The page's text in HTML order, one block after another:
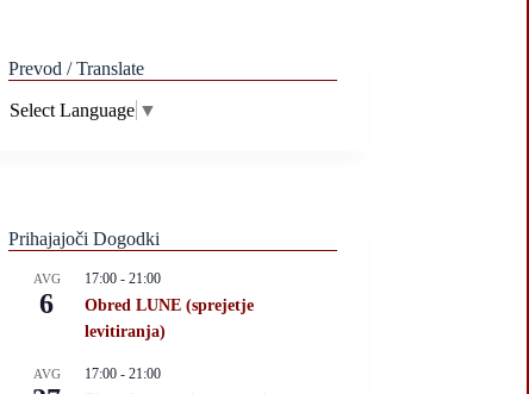
Prevod / Translate
Select Language ▼
Prihajajoči Dogodki
AVG
6
17:00 -21:00
Obred LUNE (sprejetje
levitiranja)
AVG 17:00 -21:00